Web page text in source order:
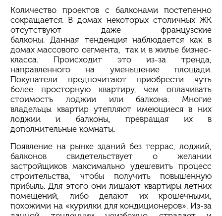
Количество проектов с балконами постепенно
сокращается. В домах некоторых столичных ЖК
отсутствуют даже французские
балконы. Данная тенденция наблюдается как в
домах массового сегмента, так и в жилье бизнес-
класса. Происходит это из-за тренда
направленного на уменьшение площади.
Покупатели предпочитают приобрести чуть
более просторную квартиру, чем оплачивать
стоимость лоджии или балкона. Многие
владельцы квартир утепляют имеющиеся в них
лоджии и балконы, превращая их в
дополнительные комнаты.
Появление на рынке зданий без террас, лоджий,
балконов свидетельствует о желании
застройщиков максимально удешевить процесс
строительства, чтобы получить повышенную
прибыль. Для этого они лишают квартиры летних
помещений, либо делают их крошечными,
похожими на «курилки для кондиционеров». Из-за